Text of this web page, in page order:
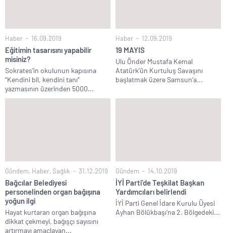
Haber 16.09.2019
Eğitimin tasarısını yapabilir
misiniz?
Sokrates’in okulunun kapısına
“Kendini bil, kendini tanı”
yazmasının üzerinden 5000...
Haber 12.09.2019
19 MAYIS
Ulu Önder Mustafa Kemal
Atatürk’ün Kurtuluş Savaşını
başlatmak üzere Samsun’a...
Gündem, Haber, Sağlık 31.12.2019
Bağcılar Belediyesi
personelinden organ bağışına
yoğun ilgi
Hayat kurtaran organ bağışına
dikkat çekmeyi, bağışçı sayısını
artırmayı amaçlayan...
Gündem 14.10.2019
İYİ Parti’de Teşkilat Başkan
Yardımcıları belirlendi
İYİ Parti Genel İdare Kurulu Üyesi
Ayhan Bölükbaşı’na 2. Bölgedeki...